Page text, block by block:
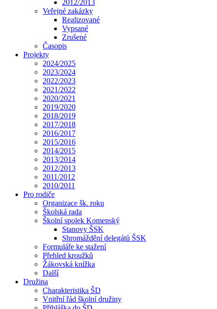
2012/2013
Veřejné zakázky
Realizované
Vypsané
Zrušené
Časopis
Projekty
2024/2025
2023/2024
2022/2023
2021/2022
2020/2021
2019/2020
2018/2019
2017/2018
2016/2017
2015/2016
2014/2015
2013/2014
2012/2013
2011/2012
2010/2011
Pro rodiče
Organizace šk. roku
Školská rada
Školní spolek Komenský
Stanovy ŠSK
Shromáždění delegátů ŠSK
Formuláře ke stažení
Přehled kroužků
Žákovská knížka
Další
Družina
Charakteristika ŠD
Vnitřní řád školní družiny